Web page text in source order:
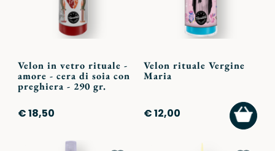
Velon in vetro rituale -
amore - cera di soia con
preghiera - 290 gr.
€ 18,50
Velon rituale Vergine
Maria
€ 12,00
AL